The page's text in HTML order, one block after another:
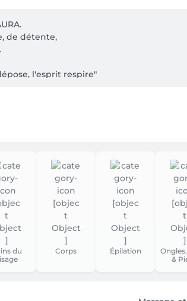
de détente,
l'esprit respire"
locale & naturelle
française de soins 100 % naturels,
minimalistes, efficaces et
d’exception, issues de plantes
non raffinés, pour préserver toute leur
à froid, regorge d’acides gras
types de peau, la gamme Oden se
local et son exigence en matière de
du
Corps Épilation
&